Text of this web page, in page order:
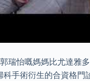
瑞怡嘅媽媽比尤達雅
手術衍生的合資格門